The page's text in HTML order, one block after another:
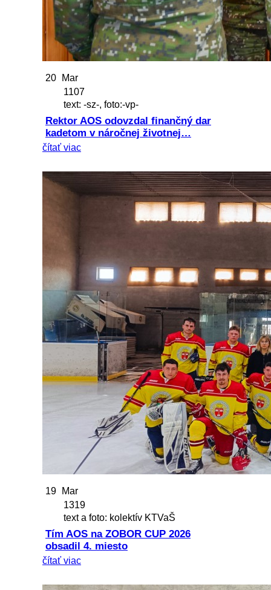
20
Mar
1107
text: -sz-, foto:-vp-
Rektor AOS odovzdal finančný dar
kadetom v náročnej životnej…
čítať viac
19
Mar
1319
text a foto: kolektív KTVaŠ
Tím AOS na ZOBOR CUP 2026
obsadil 4. miesto
čítať viac